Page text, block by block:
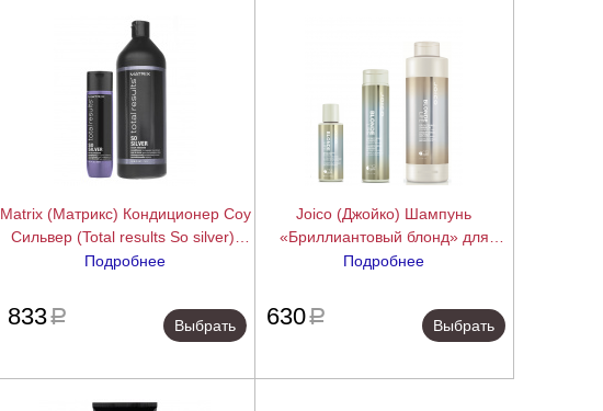
Matrix (Матрикс) Кондиционер Соу
Сильвер (Total results So silver),
300/1000 мл.
Подробнее
833a
Выбрать
Joico (Джойко) Шампунь
«Бриллиантовый блонд» для
сохранения чистоты и сияния
Shampoo), 50/300/1000 мл.
Подробнее
630a
Выбрать